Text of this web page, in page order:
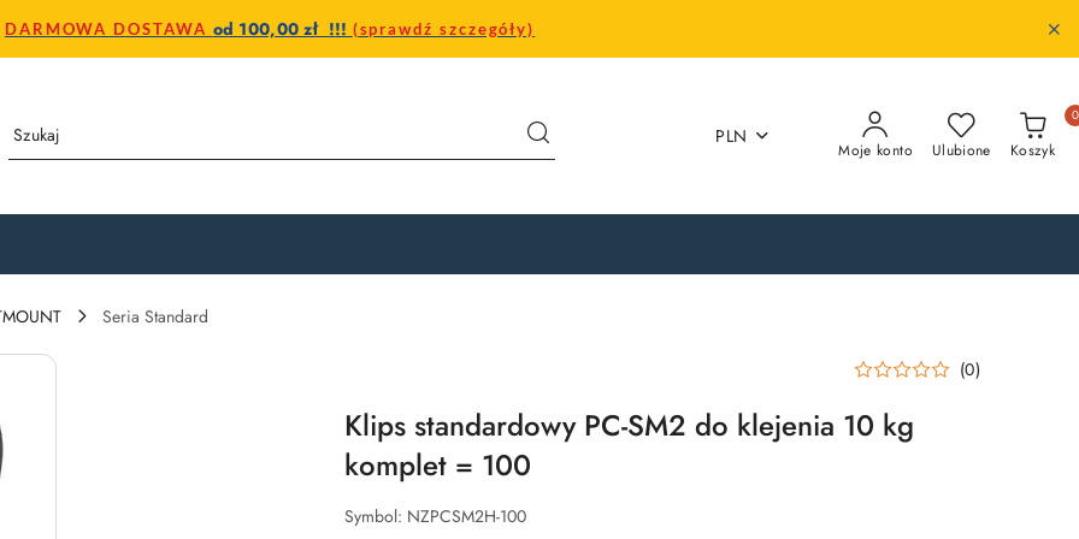
DARMOWA DOSTAWA od 100,00 zł !!! (sprawdź szczegóły)
PLN
Moje konto Ulubione Koszyk
0
Seria Standard
(0)
Klips standardowy PC-SM2 do klejenia 10 kg
komplet = 100
Symbol: NZPCSM2H-100